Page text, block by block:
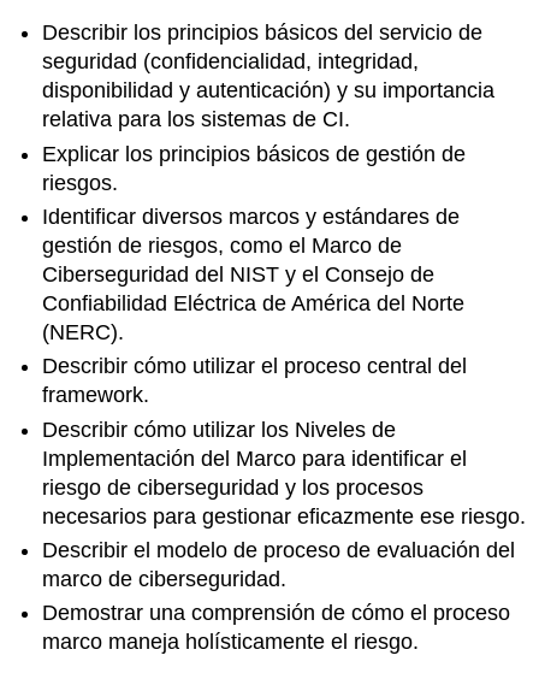
Describir los principios básicos del servicio de
seguridad (confidencialidad, integridad,
disponibilidad y autenticación) y su importancia
relativa para los sistemas de CI.
Explicar los principios básicos de gestión de
riesgos.
Identificar diversos marcos y estándares de
gestión de riesgos, como el Marco de
Ciberseguridad del NIST y el Consejo de
Confiabilidad Eléctrica de América del Norte
(NERC).
Describir cómo utilizar el proceso central del
framework.
Describir cómo utilizar los Niveles de
Implementación del Marco para identificar el
riesgo de ciberseguridad y los procesos
necesarios para gestionar eficazmente ese riesgo.
Describir el modelo de proceso de evaluación del
marco de ciberseguridad.
Demostrar una comprensión de cómo el proceso
marco maneja holísticamente el riesgo.